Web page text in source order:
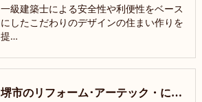
一級建築士による安全性や利便性をベース
にしたこだわりのデザインの住まい作りを
提…
堺市のリフォーム･アーテック・にしかわのお客様の声